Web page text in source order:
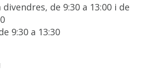
de 9:30 a 13:00 i de
9:30 a 13:30